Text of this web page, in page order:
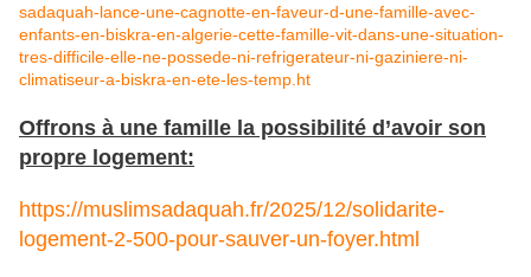
sadaquah-lance-une-cagnotte-en-faveur-d-une-famille-avec-
enfants-en-biskra-en-algerie-cette-famille-vit-dans-une-situation-
tres-difficile-elle-ne-possede-ni-refrigerateur-ni-gaziniere-ni-
climatiseur-a-biskra-en-ete-les-temp.ht
Offrons à une famille la possibilité d’avoir son
propre logement:
https://muslimsadaquah.fr/2025/12/solidarite-
logement-2-500-pour-sauver-un-foyer.html